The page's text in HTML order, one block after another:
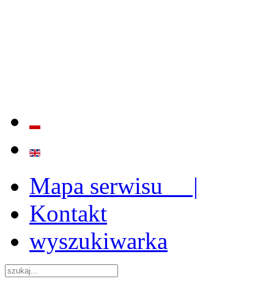
Mapa serwisu |
Kontakt
wyszukiwarka